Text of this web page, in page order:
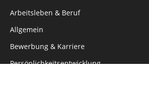
Arbeitsleben & Beruf
Allgemein
Bewerbung & Karriere
Persönlichkeitsentwicklung